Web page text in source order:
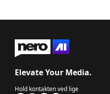
Elevate Your Media.
Hold kontakten ved lige